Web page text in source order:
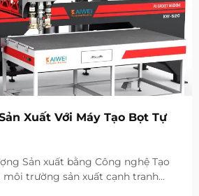
Xuất Với Máy Tạo Bọt Tự
Sản xuất bằng Công nghệ Tạo
môi trường sản xuất cạnh tranh